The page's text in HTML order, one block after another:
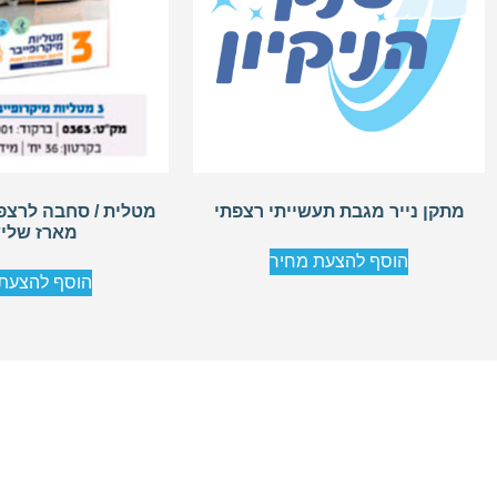
מתקן נייר מגבת תעשייתי רצפתי
הוסף להצעת מחיר
מטלית / סחבה
מארז
הוסף